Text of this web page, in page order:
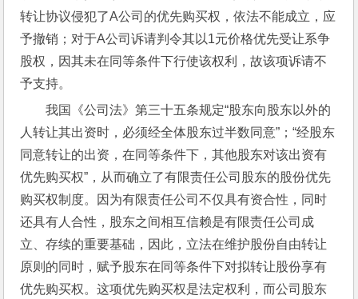
转让协议侵犯了A公司的优先购买权，依法不能成立，应
予撤销；对于A公司诉请判令其以1元价格优先受让系争
股权，因其未在同等条件下行使该权利，故该项诉请不
予支持。
我国《公司法》第三十五条规定“股东向股东以外的
人转让其出资时，必须经全体股东过半数同意”；“经股东
同意转让的出资，在同等条件下，其他股东对该出资有
优先购买权”，从而确立了有限责任公司股东的股份优先
购买权制度。因为有限责任公司不仅具有资合性，同时
还具有人合性，股东之间相互信赖是有限责任公司成
立、存续的重要基础，因此，立法在维护股份自由转让
原则的同时，赋予股东在同等条件下对拟转让股份享有
优先购买权。这项优先购买权是法定权利，而公司股东